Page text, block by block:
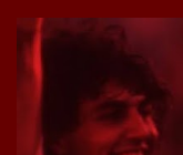
Halcón de Varela,
préstamo allí durante
gran manera,
copa sudamericana.
rendimiento que ha